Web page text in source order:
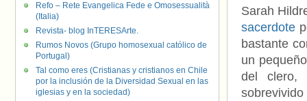
Sarah
sacerdote
bastante
un
del clero,
Refo – Rete Evangelica Fede e Omosessualità
(Italia)
Revista- blog InTERESArte.
Rumos Novos (Grupo homosexual católico de
Portugal)
Tal como eres (Cristianas y cristianos en Chile
por la inclusión de la Diversidad Sexual en las
iglesias y en la sociedad)